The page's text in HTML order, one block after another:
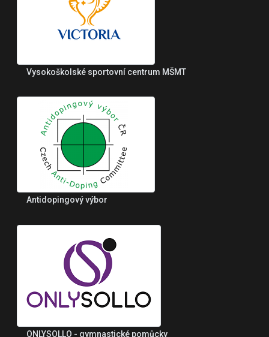
Vysokoškolské sportovní centrum MŠMT
Antidopingový výbor
ONLYSOLLO - gymnastické pomůcky